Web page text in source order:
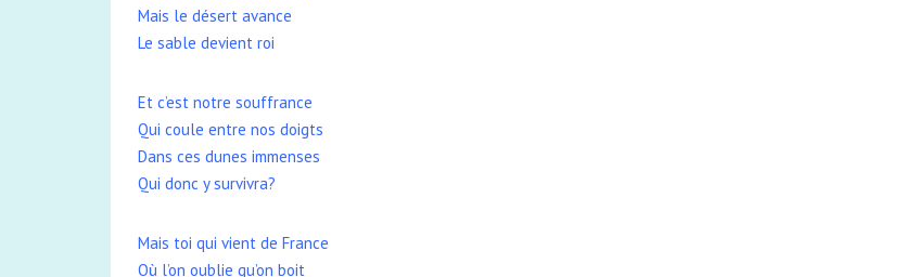
Mais le désert avance
Le sable devient roi
Et c’est notre souffrance
Qui coule entre nos doigts
Dans ces dunes immenses
Qui donc y survivra?
Mais toi qui vient de France
Où l’on oublie qu’on boit